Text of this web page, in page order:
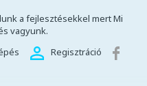
a fejlesztésekkel mert Mi
vagyunk.
Regisztráció